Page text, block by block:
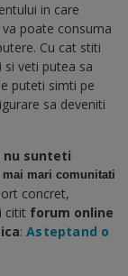
in care
poate consuma
Cu cat stiti
veti putea sa
puteti simti pe
sa deveniti
nu sunteti
mari comunitati
concret,
citit forum online
: Asteptand o